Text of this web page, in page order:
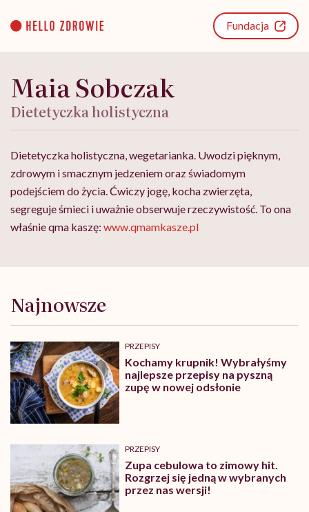
content
Fundacja
Maia Sobczak
Dietetyczka holistyczna
Dietetyczka holistyczna, wegetarianka. Uwodzi pięknym,
zdrowym i smacznym jedzeniem oraz świadomym
podejściem do życia. Ćwiczy jogę, kocha zwierzęta,
segreguje śmieci i uważnie obserwuje rzeczywistość. To ona
właśnie qma kaszę: www.qmamkasze.pl
Najnowsze
PRZEPISY
Kochamy krupnik! Wybrałyśmy
najlepsze przepisy na pyszną
zupę w nowej odsłonie
PRZEPISY
Zupa cebulowa to zimowy hit.
Rozgrzej się jedną w wybranych
przez nas wersji!